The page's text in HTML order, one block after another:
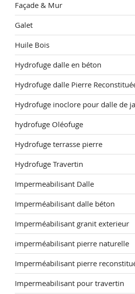
Façade & Mur
Galet
Huile Bois
Hydrofuge dalle en béton
Hydrofuge dalle Pierre
Hydrofuge inoclore pour dalle de
hydrofuge Oléofuge
Hydrofuge terrasse pierre
Hydrofuge Travertin
Impermeabilisant Dalle
Imperméabilisant dalle béton
Imperméabilisant granit exterieur
imperméabilisant pierre naturelle
Imperméabilisant pierre
Impermeabilisant pour travertin